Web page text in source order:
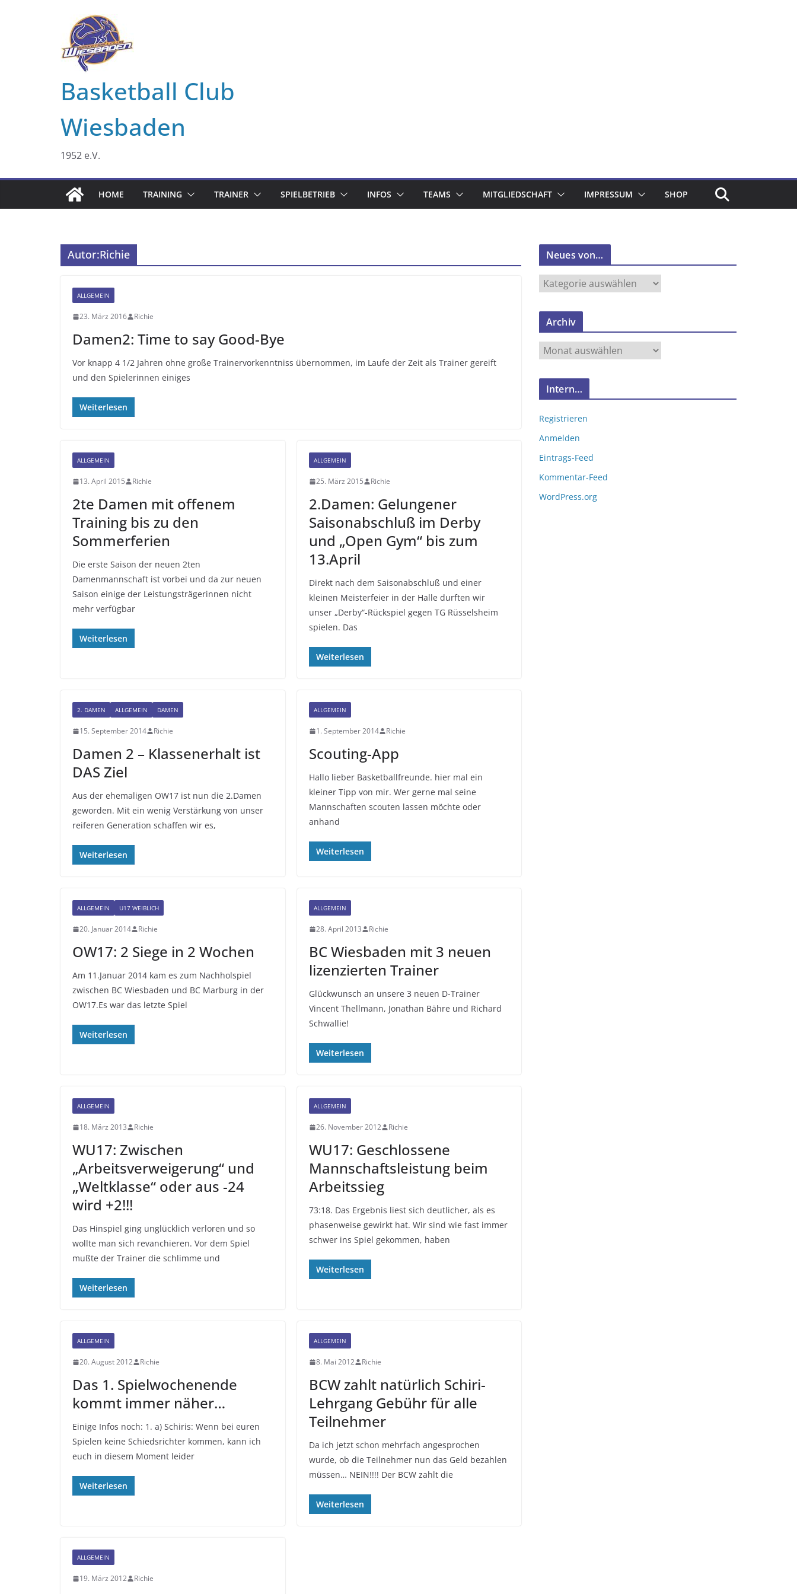
Basketball Club
Wiesbaden
1952 e.V.
HOME TRAINING TRAINER SPIELBETRIEB INFOS TEAMS MITGLIEDSCHAFT IMPRESSUM SHOP
Autor:Richie
ALLGEMEIN
23. März 2016 Richie
Damen2: Time to say Good-Bye
Vor knapp 4 1/2 Jahren ohne große Trainervorkenntniss übernommen, im Laufe der Zeit als Trainer gereift
und den Spielerinnen einiges
Weiterlesen
ALLGEMEIN
13. April 2015 Richie
2te Damen mit offenem
Training bis zu den
Sommerferien
Die erste Saison der neuen 2ten
Damenmannschaft ist vorbei und da zur neuen
Saison einige der Leistungsträgerinnen nicht
mehr verfügbar
Weiterlesen
ALLGEMEIN
25. März 2015 Richie
2.Damen: Gelungener
Saisonabschluß im Derby
und „Open Gym“ bis zum
13.April
Direkt nach dem Saisonabschluß und einer
kleinen Meisterfeier in der Halle durften wir
unser „Derby“-Rückspiel gegen TG Rüsselsheim
spielen. Das
Weiterlesen
2. DAMEN ALLGEMEIN DAMEN
15. September 2014 Richie
Damen 2 – Klassenerhalt ist
DAS Ziel
Aus der ehemaligen OW17 ist nun die 2.Damen
geworden. Mit ein wenig Verstärkung von unser
reiferen Generation schaffen wir es,
Weiterlesen
ALLGEMEIN
1. September 2014 Richie
Scouting-App
Hallo lieber Basketballfreunde. hier mal ein
kleiner Tipp von mir. Wer gerne mal seine
Mannschaften scouten lassen möchte oder
anhand
Weiterlesen
ALLGEMEIN U17 WEIBLICH
20. Januar 2014 Richie
OW17: 2 Siege in 2 Wochen
Am 11.Januar 2014 kam es zum Nachholspiel
zwischen BC Wiesbaden und BC Marburg in der
OW17.Es war das letzte Spiel
Weiterlesen
ALLGEMEIN
28. April 2013 Richie
BC Wiesbaden mit 3 neuen
lizenzierten Trainer
Glückwunsch an unsere 3 neuen D-Trainer
Vincent Thellmann, Jonathan Bähre und Richard
Schwallie!
Weiterlesen
ALLGEMEIN
18. März 2013 Richie
WU17: Zwischen
„Arbeitsverweigerung“ und
„Weltklasse“ oder aus -24
wird +2!!!
Das Hinspiel ging unglücklich verloren und so
wollte man sich revanchieren. Vor dem Spiel
mußte der Trainer die schlimme und
Weiterlesen
ALLGEMEIN
26. November 2012 Richie
WU17: Geschlossene
Mannschaftsleistung beim
Arbeitssieg
73:18. Das Ergebnis liest sich deutlicher, als es
phasenweise gewirkt hat. Wir sind wie fast immer
schwer ins Spiel gekommen, haben
Weiterlesen
ALLGEMEIN
20. August 2012 Richie
Das 1. Spielwochenende
kommt immer näher…
Einige Infos noch: 1. a) Schiris: Wenn bei euren
Spielen keine Schiedsrichter kommen, kann ich
euch in diesem Moment leider
Weiterlesen
ALLGEMEIN
8. Mai 2012 Richie
BCW zahlt natürlich Schiri-
Lehrgang Gebühr für alle
Teilnehmer
Da ich jetzt schon mehrfach angesprochen
wurde, ob die Teilnehmer nun das Geld bezahlen
müssen… NEIN!!!! Der BCW zahlt die
Weiterlesen
ALLGEMEIN
19. März 2012 Richie
Neues von…
N
e
u
s
…
Archiv
r
c
v
Intern…
Registrieren
Anmelden
Eintrags-Feed
Kommentar-Feed
WordPress.org